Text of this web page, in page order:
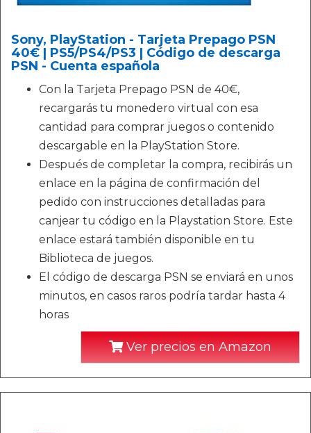
Sony, PlayStation - Tarjeta Prepago PSN
40€ | PS5/PS4/PS3 | Código de descarga
PSN - Cuenta española
Con la Tarjeta Prepago PSN de 40€,
recargarás tu monedero virtual con esa
cantidad para comprar juegos o contenido
descargable en la PlayStation Store.
Después de completar la compra, recibirás un
enlace en la página de confirmación del
pedido con instrucciones detalladas para
canjear tu código en la Playstation Store. Este
enlace estará también disponible en tu
Biblioteca de juegos.
El código de descarga PSN se enviará en unos
minutos, en casos raros podría tardar hasta 4
horas
Ver precios en Amazon